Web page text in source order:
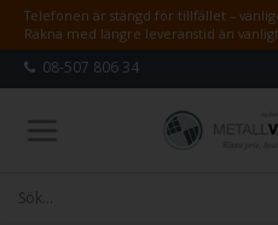
Telefonen är stängd för tillfället –
Räkna med längre leveranstid än
08-507 806 34